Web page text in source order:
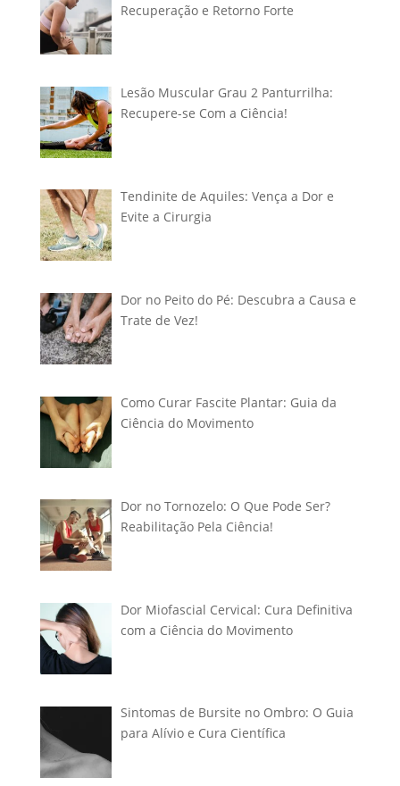
Recuperação e Retorno Forte
Lesão Muscular Grau 2 Panturrilha:
Recupere-se Com a Ciência!
Tendinite de Aquiles: Vença a Dor e
Evite a Cirurgia
Dor no Peito do Pé: Descubra a Causa e
Trate de Vez!
Como Curar Fascite Plantar: Guia da
Ciência do Movimento
Dor no Tornozelo: O Que Pode Ser?
Reabilitação Pela Ciência!
Dor Miofascial Cervical: Cura Definitiva
com a Ciência do Movimento
Sintomas de Bursite no Ombro: O Guia
para Alívio e Cura Científica